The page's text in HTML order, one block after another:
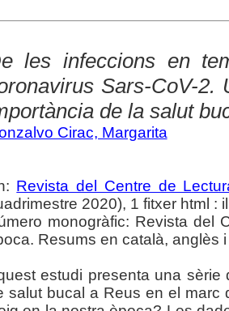
les infeccions en
Sars-CoV-2.
de la salut
Cirac, Margarita
Revista del Centre de
2020), 1 fitxer html :
monogràfic: Revista del
Resums en català, anglès
estudi presenta una sèrie
salut bucal a Reus en el marc